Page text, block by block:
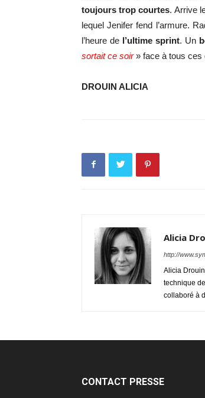
toujours trop courtes. Arrive
lequel Jenifer fend l’armure.
l’heure del’ultime sprint. Un
sortait ce soir» face à tous ces
DROUIN ALICIA
Alicia
http://
Alicia
technique
collaboré à
CONTACT PRESSE